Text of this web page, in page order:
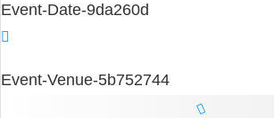
Event-Date-9da260d
Event-Venue-5b752744